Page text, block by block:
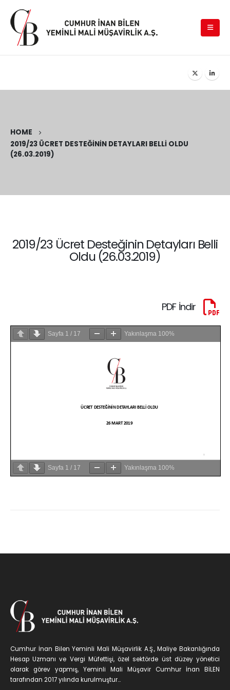
HOME
2019/23 ÜCRET DESTEĞININ DETAYLARI BELLI OLDU
(26.03.2019)
2019/23 Ücret Desteğinin Detayları Belli
Oldu (26.03.2019)
PDF İndir
Sayfa 1 / 17 Yakınlaşma 100%
Sayfa 1 / 17 Yakınlaşma 100%
Cumhur İnan Bilen Yeminli Mali Müşavirlik A.Ş., Maliye Bakanlığında
Hesap Uzmanı ve Vergi Müfettişi, özel sektörde üst düzey yönetici
olarak görev yapmış, Yeminli Mali Müşavir Cumhur İnan BİLEN
tarafından 2017 yılında kurulmuştur...